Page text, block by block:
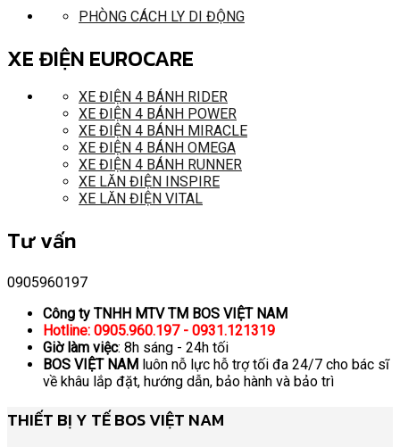
PHÒNG CÁCH LY DI ĐỘNG
XE ĐIỆN EUROCARE
XE ĐIỆN 4 BÁNH RIDER
XE ĐIỆN 4 BÁNH POWER
XE ĐIỆN 4 BÁNH MIRACLE
XE ĐIỆN 4 BÁNH OMEGA
XE ĐIỆN 4 BÁNH RUNNER
XE LĂN ĐIỆN INSPIRE
XE LĂN ĐIỆN VITAL
Tư vấn
0905960197
Công ty TNHH MTV TM BOS VIỆT NAM
Hotline: 0905.960.197 - 0931.121319
Giờ làm việc: 8h sáng - 24h tối
BOS VIỆT NAM luôn nỗ lực hỗ trợ tối đa 24/7 cho bác sĩ
về khâu lắp đặt, hướng dẫn, bảo hành và bảo trì
THIẾT BỊ Y TẾ BOS VIỆT NAM